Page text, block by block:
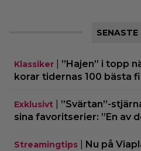
Klassiker
”Hajen” i topp
korar tidernas 100 bästa
Exklusivt
”Svärtan”-
sina favoritserier: ”En av
Streamingtips
Nu på